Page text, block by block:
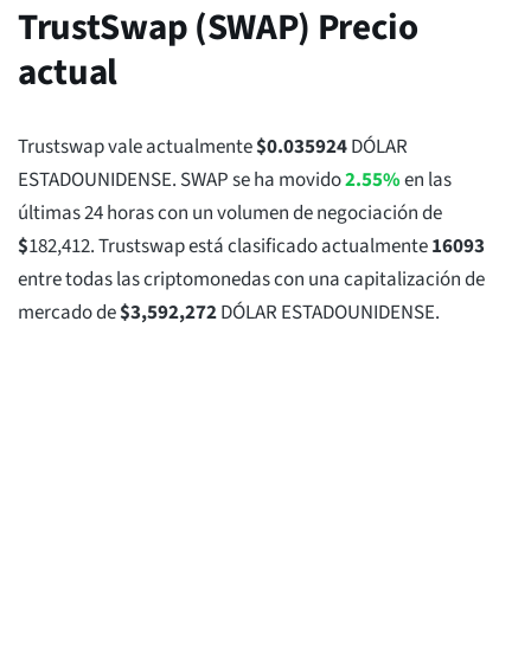
TrustSwap (SWAP) Precio
actual
Trustswap vale actualmente$0.035924DÓLAR
ESTADOUNIDENSE. SWAP se ha movido2.55%en las
últimas 24 horas con un volumen de negociación de
$182,412. Trustswap está clasificado actualmente16093
entre todas las criptomonedas con una capitalización de
mercado de$3,592,272DÓLAR ESTADOUNIDENSE.